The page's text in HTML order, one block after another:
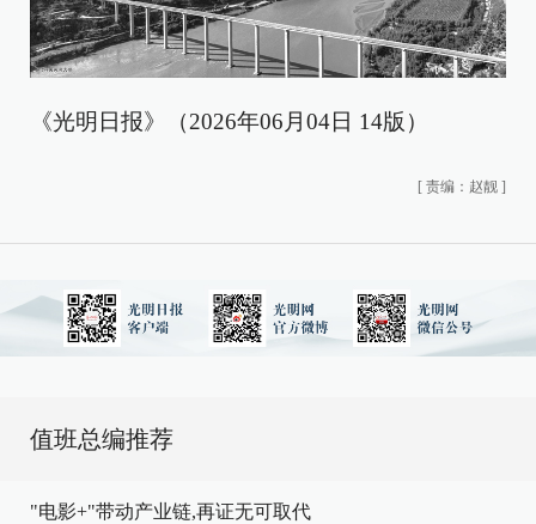
《光明日报》（2026年06月04日 14版）
[ 责编：赵靓 ]
值班总编推荐
"电影+"带动产业链,再证无可取代